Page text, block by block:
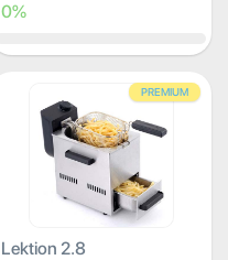
0%
PREMIUM
Lektion 2.8